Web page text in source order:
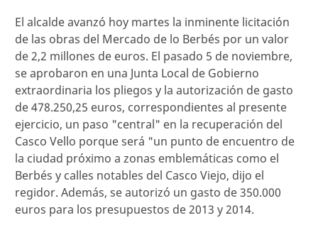
El alcalde avanzó hoy martes la inminente licitación
de las obras del Mercado de lo Berbés por un valor
de 2,2 millones de euros. El pasado 5 de noviembre,
se aprobaron en una Junta Local de Gobierno
extraordinaria los pliegos y la autorización de gasto
de 478.250,25 euros, correspondientes al presente
ejercicio, un paso "central" en la recuperación del
Casco Vello porque será "un punto de encuentro de
la ciudad próximo a zonas emblemáticas como el
Berbés y calles notables del Casco Viejo, dijo el
regidor. Además, se autorizó un gasto de 350.000
euros para los presupuestos de 2013 y 2014.